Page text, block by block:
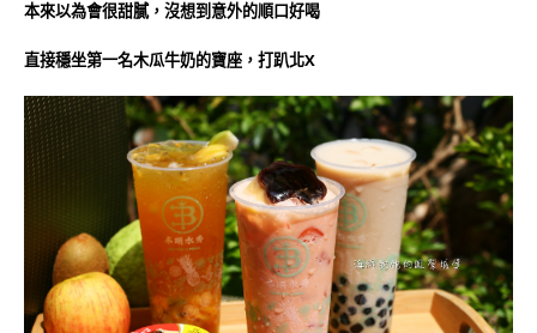
本來以為會很甜膩，沒想到意外的順口好喝
直接穩坐第一名木瓜牛奶的寶座，打趴北X